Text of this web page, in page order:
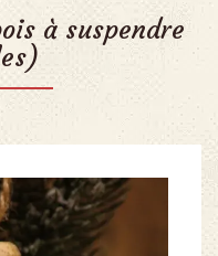
à suspendre